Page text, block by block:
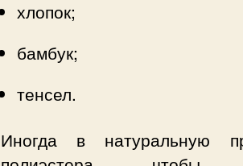
хлопок;
бамбук;
тенсел.
Иногда в натуральную